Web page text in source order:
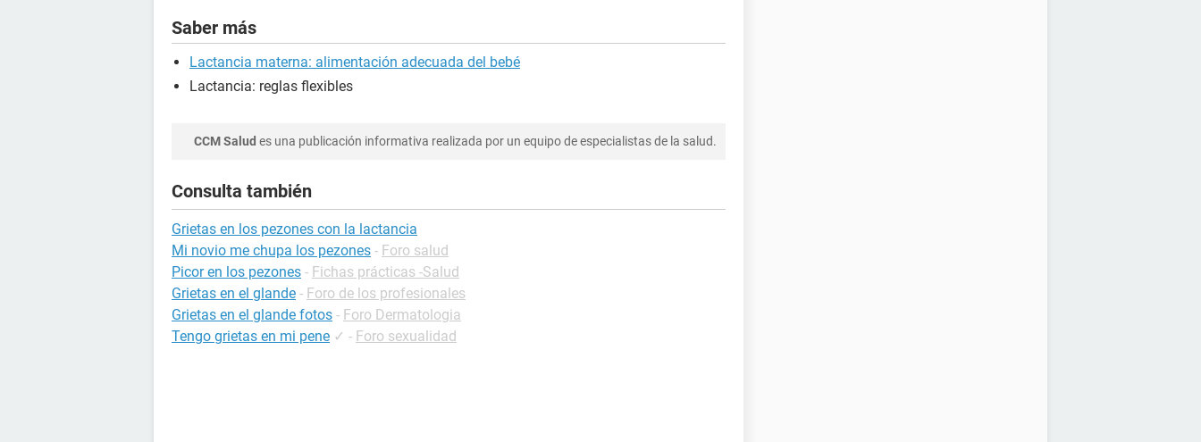
Saber más
Lactancia materna: alimentación adecuada del bebé
Lactancia: reglas flexibles
CCM Salud es una publicación informativa realizada por un equipo de especialistas de la salud.
Consulta también
Grietas en los pezones con la lactancia
Mi novio me chupa los pezones - Foro salud
Picor en los pezones - Fichas prácticas -Salud
Grietas en el glande - Foro de los profesionales
Grietas en el glande fotos - Foro Dermatologia
Tengo grietas en mi pene ✓ - Foro sexualidad